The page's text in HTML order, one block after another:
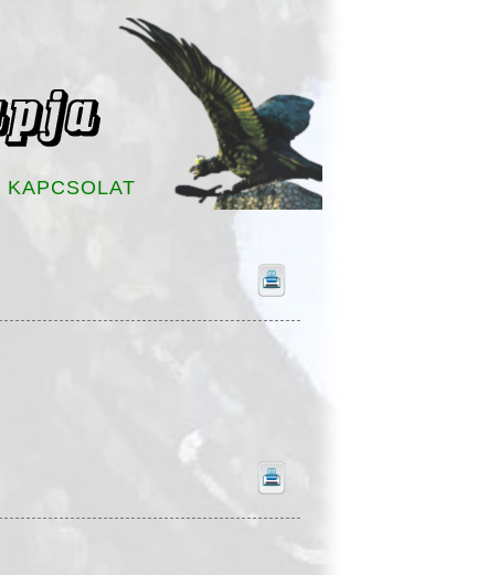
KAPCSOLAT